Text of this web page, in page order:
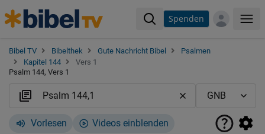
Spenden
Bibel TV Bibelthek Gute Nachricht Bibel
Psalmen
Kapitel 144
Vers 1
Psalm 144, Vers 1
Vorlesen Videos einblenden